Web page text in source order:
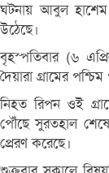
ঘটনায় আবুল
উঠেছে।
বৃহস্পতিবার (৬
দৈয়ারা গ্রামের
নিহত রিপন ওই
পৌঁছে সুরতহাল
প্রেরণ করেছে।